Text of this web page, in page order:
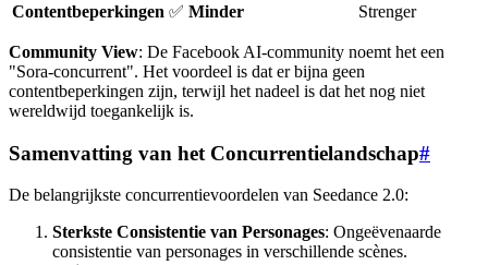
Contentbeperkingen ✅ Minder Strenger
Community View: De Facebook AI-community noemt het een
"Sora-concurrent". Het voordeel is dat er bijna geen
contentbeperkingen zijn, terwijl het nadeel is dat het nog niet
wereldwijd toegankelijk is.
Samenvatting van het Concurrentielandschap#
De belangrijkste concurrentievoordelen van Seedance 2.0:
Sterkste Consistentie van Personages: Ongeëvenaarde
consistentie van personages in verschillende scènes.